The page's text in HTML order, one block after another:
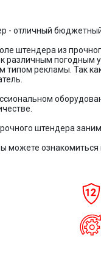
- отличный
штендера из
различным погодным
типом рекламы. Так
штендера
можете